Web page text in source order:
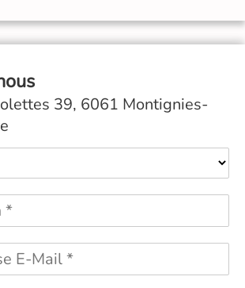
39, 6061 Montignies-